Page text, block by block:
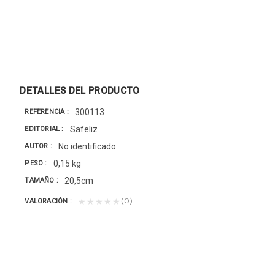
DETALLES DEL PRODUCTO
REFERENCIA 300113
EDITORIAL Safeliz
AUTOR No identificado
PESO 0,15 kg
TAMAÑO 20,5cm
VALORACIÓN ★★★★★ (0)